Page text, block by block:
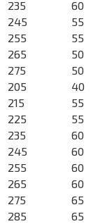
235
60
245
55
255
55
265
50
275
50
205
40
215
55
225
55
235
60
245
60
255
60
265
60
275
65
285
65